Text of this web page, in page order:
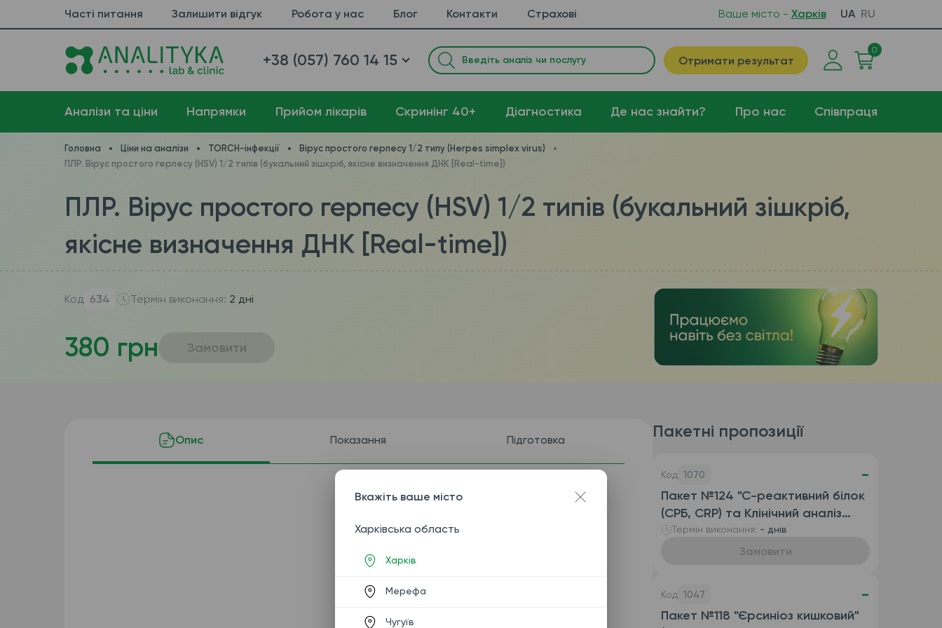
Часті питання Залишити відгук Робота у нас Блог Контакти Страхові Ваше місто - Харків UA RU
+38 (057) 760 14 15 Отримати результат
0
Аналізи та ціни Напрямки Прийом лікарів Cкринінг 40+ Діагностика Де нас знайти? Про нас Співпраця
Головна Ціни на аналізи TORCH-інфекції
Вірус простого герпесу 1/2 типу (Herpes simplex virus)
ПЛР. Вірус простого герпесу (HSV) 1/2 типів (букальний зішкріб, якісне визначення ДНК [Real-time])
ПЛР. Вірус простого герпесу (HSV) 1/2 типів (букальний зішкріб,
якісне визначення ДНК [Real-time])
Код 634 Термін виконання: 2 дні
380 грн Замовити
Опис Показання Підготовка Пакетні пропозиції
Код 1070 -
Пакет №124 "С-реактивний білок
(СРБ, CRP) та Клінічний аналіз
крові розгорнутий
(автоматизований з ШОЕ),
Термін виконання: - днів
Замовити
Код 1047 -
Пакет №118 "Єрсиніоз кишковий"
Вкажіть ваше місто
Харківська область
Харків
Мерефа
Чугуїв